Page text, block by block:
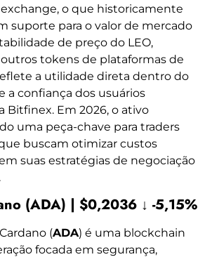
o que historicamente
suporte para o valor de mercado
de preço do LEO,
tokens de plataformas de
a utilidade direta dentro do
a confiança dos usuários
Bitfinex. Em 2026, o ativo
uma peça-chave para traders
buscam otimizar custos
suas estratégias de negociação
(ADA) | $0,2036 ↓ -5,15%
(ADA) é uma blockchain
focada em segurança,